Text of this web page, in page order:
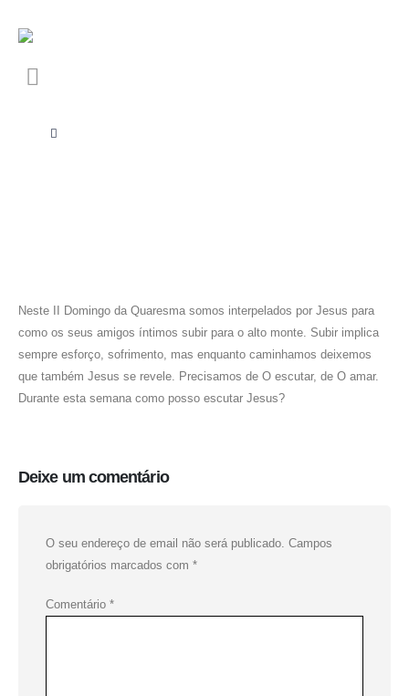
Neste II Domingo da Quaresma somos interpelados por Jesus para
como os seus amigos íntimos subir para o alto monte. Subir implica
sempre esforço, sofrimento, mas enquanto caminhamos deixemos
que também Jesus se revele. Precisamos de O escutar, de O amar.
Durante esta semana como posso escutar Jesus?
Deixe um comentário
O seu endereço de email não será publicado. Campos
obrigatórios marcados com *
Comentário *